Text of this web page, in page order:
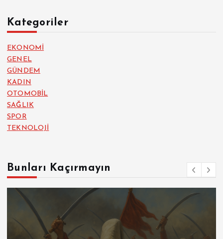
Kategoriler
EKONOMİ
GENEL
GÜNDEM
KADIN
OTOMOBİL
SAĞLIK
SPOR
TEKNOLOJİ
Bunları Kaçırmayın